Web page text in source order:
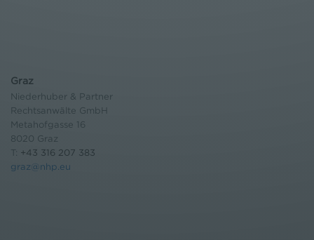
Graz
Niederhuber & Partner
Rechtsanwälte GmbH
Metahofgasse 16
8020 Graz
T: +43 316 207 383
graz@nhp.eu